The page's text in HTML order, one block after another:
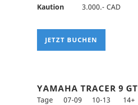
Kaution
3.000.- CAD
JETZT BUCHEN
YAMAHA TRACER 9 GT
Tage 07-09 10-13 14+